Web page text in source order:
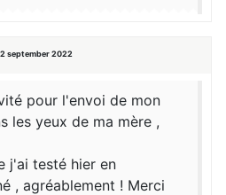
september 2022
pour l'envoi de mon
les yeux de ma mère ,
j'ai testé hier en
, agréablement ! Merci